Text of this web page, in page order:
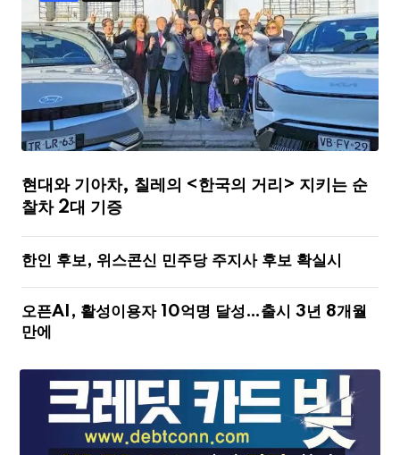
현대와 기아차, 칠레의 <한국의 거리> 지키는 순
찰차 2대 기증
한인 후보, 위스콘신 민주당 주지사 후보 확실시
오픈AI, 활성이용자 10억명 달성…출시 3년 8개월
만에